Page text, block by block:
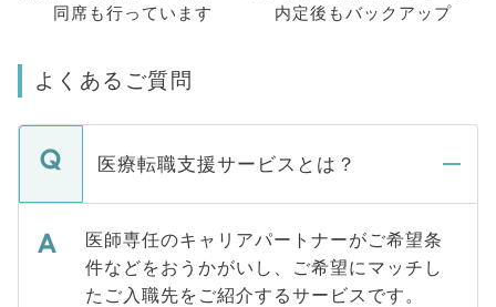
同席も行っています
内定後もバックアップ
よくあるご質問
医療転職支援サービスとは？
医師専任のキャリアパートナーがご希望条
件などをおうかがいし、ご希望にマッチし
たご入職先をご紹介するサービスです。